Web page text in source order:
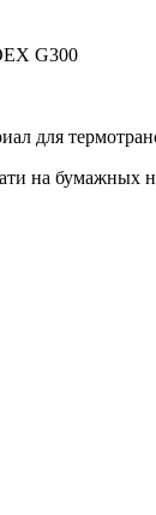
G300
для
на бумажных